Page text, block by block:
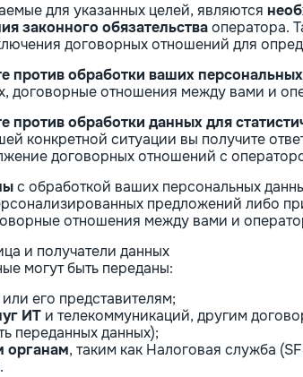
для указанных целей, являются
законного обязательстваоператора.
договорных отношений для
против обработки ваших
договорные отношения между вами и
против обработки данных для
конкретной ситуации вы получите
договорных отношений с
с обработкой ваших персональных
предложений либо
отношения между вами и
и получатели данных
могут быть переданы:
или его представителям;
ИТ и телекоммуникаций, другим
переданных данных);
органам, таким как Налоговая служба